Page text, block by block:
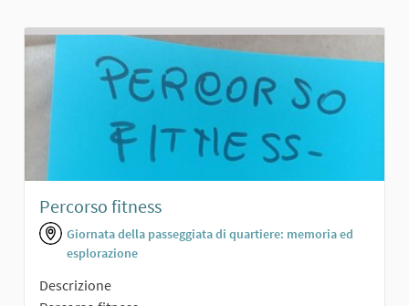
Percorso fitness
Giornata della passeggiata di quartiere: memoria ed
esplorazione
Descrizione